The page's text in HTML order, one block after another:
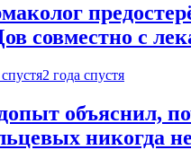
совместно с
2 года спустя
объяснил,
никогда